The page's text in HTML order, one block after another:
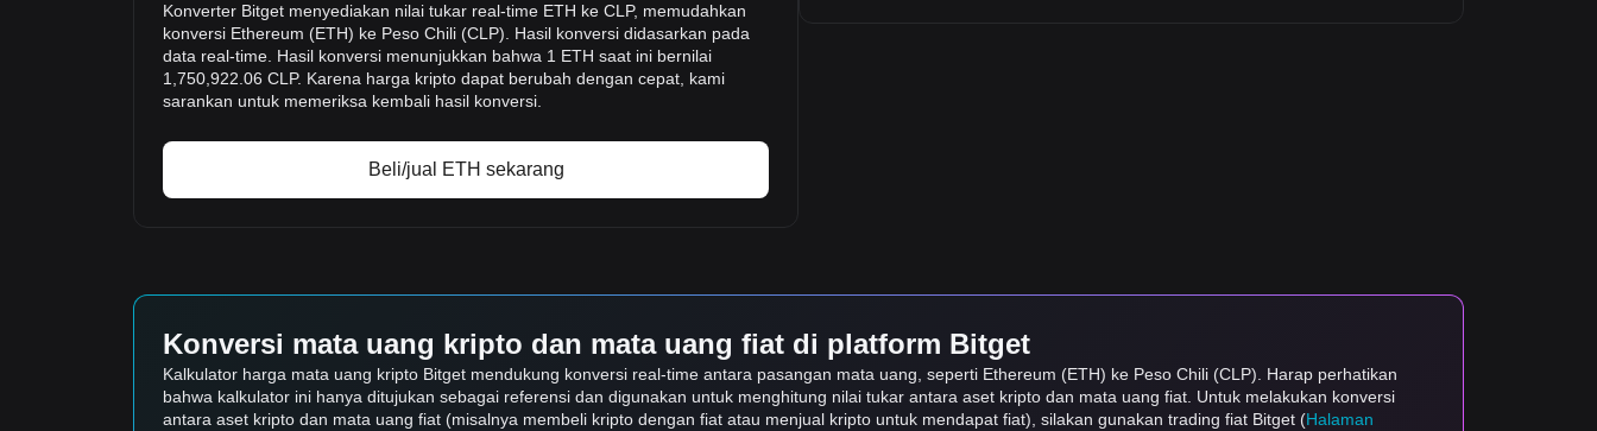
Konverter Bitget menyediakan nilai tukar real-time ETH ke CLP, memudahkan
konversi Ethereum (ETH) ke Peso Chili (CLP). Hasil konversi didasarkan pada
data real-time. Hasil konversi menunjukkan bahwa 1 ETH saat ini bernilai
1,750,922.06 CLP. Karena harga kripto dapat berubah dengan cepat, kami
sarankan untuk memeriksa kembali hasil konversi.
Beli/jual ETH sekarang
Konversi mata uang kripto dan mata uang fiat di platform Bitget
Kalkulator harga mata uang kripto Bitget mendukung konversi real-time antara pasangan mata uang, seperti Ethereum (ETH) ke Peso Chili (CLP). Harap perhatikan
bahwa kalkulator ini hanya ditujukan sebagai referensi dan digunakan untuk menghitung nilai tukar antara aset kripto dan mata uang fiat. Untuk melakukan konversi
antara aset kripto dan mata uang fiat (misalnya membeli kripto dengan fiat atau menjual kripto untuk mendapat fiat), silakan gunakan trading fiat Bitget (Halaman